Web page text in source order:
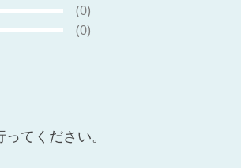
(0)
(0)
ってください。